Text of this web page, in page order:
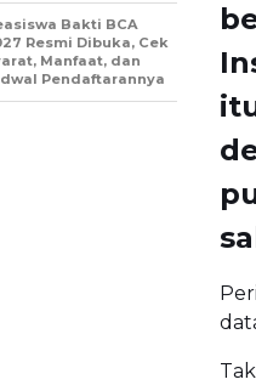
Bakti BCA
Resmi Dibuka, Cek
Manfaat, dan
Pendaftarannya